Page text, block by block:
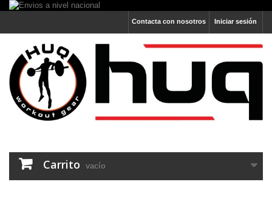
Iniciar sesión
Contacta con nosotros
Carrito vacío